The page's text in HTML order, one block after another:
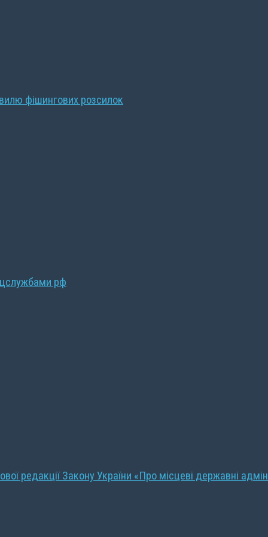
фішингових розсилок
рф
редакції Закону України «Про місцеві державні